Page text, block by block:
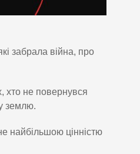
забрала війна, про
хто не повернувся
землю.
найбільшою цінністю